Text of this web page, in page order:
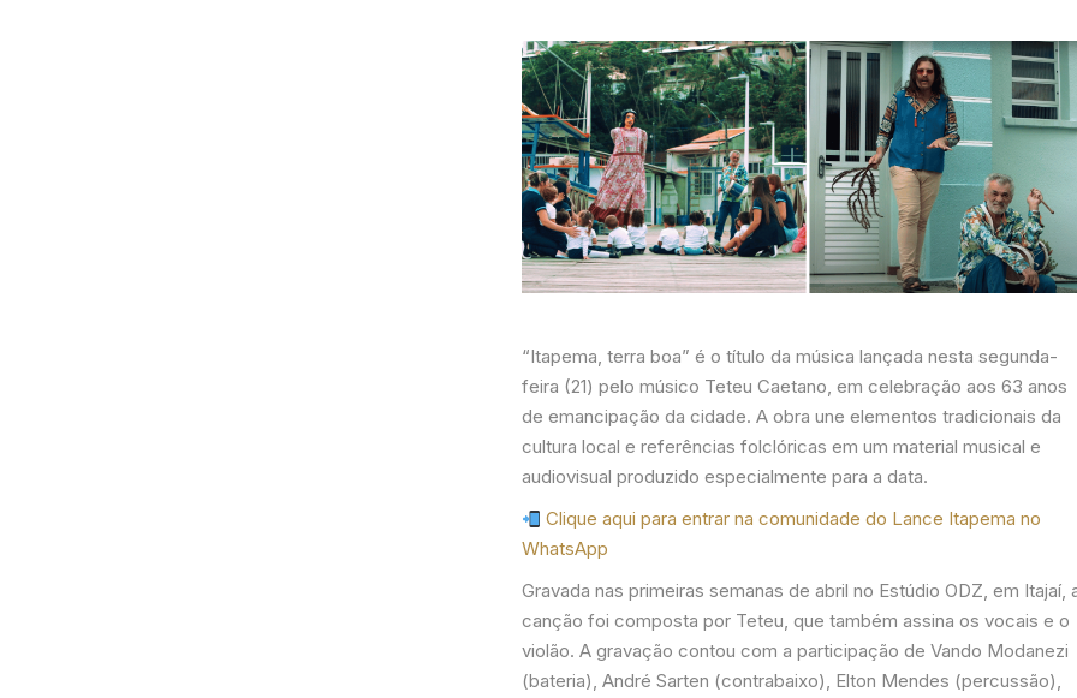
“Itapema, terra boa” é o título da música lançada nesta segunda-
feira (21) pelo músico Teteu Caetano, em celebração aos 63 anos
de emancipação da cidade. A obra une elementos tradicionais da
cultura local e referências folclóricas em um material musical e
audiovisual produzido especialmente para a data.
Clique aqui para entrar na comunidade do Lance Itapema no
WhatsApp
Gravada nas primeiras semanas de abril no Estúdio ODZ, em Itajaí,
canção foi composta por Teteu, que também assina os vocais e o
violão. A gravação contou com a participação de Vando Modanezi
(bateria), André Sarten (contrabaixo), Elton Mendes (percussão),